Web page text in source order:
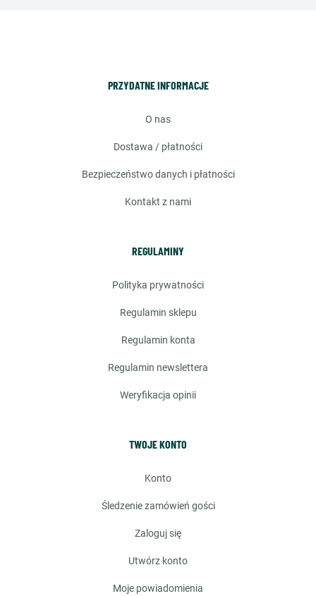
PRZYDATNE INFORMACJE
o nas
dostawa / płatności
bezpieczeństwo danych i płatności
kontakt z nami
REGULAMINY
polityka prywatności
regulamin sklepu
regulamin konta
regulamin newslettera
weryfikacja opinii
TWOJE KONTO
konto
śledzenie zamówień gości
zaloguj się
utwórz konto
moje powiadomienia